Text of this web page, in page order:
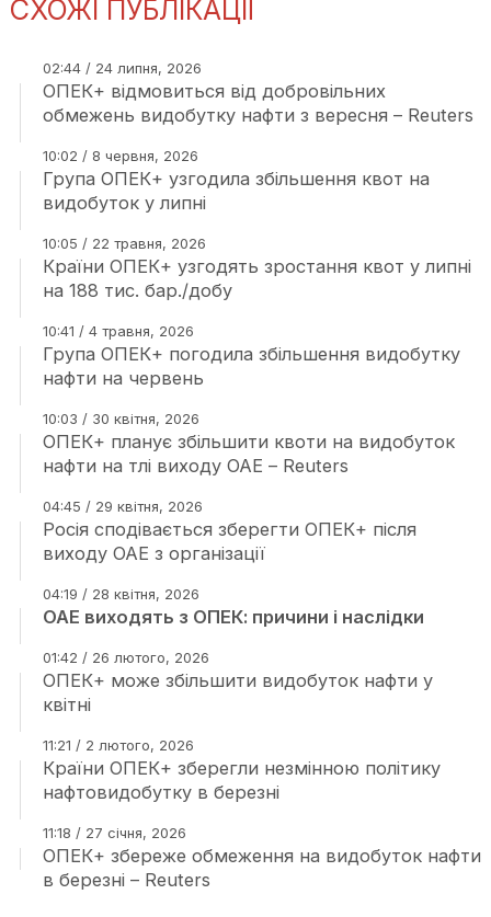
СХОЖІ ПУБЛІКАЦІЇ
02:44 / 24 липня, 2026
ОПЕК+ відмовиться від добровільних
обмежень видобутку нафти з вересня – Reuters
10:02 / 8 червня, 2026
Група ОПЕК+ узгодила збільшення квот на
видобуток у липні
10:05 / 22 травня, 2026
Країни ОПЕК+ узгодять зростання квот у липні
на 188 тис. бар./добу
10:41 / 4 травня, 2026
Група ОПЕК+ погодила збільшення видобутку
нафти на червень
10:03 / 30 квітня, 2026
ОПЕК+ планує збільшити квоти на видобуток
нафти на тлі виходу ОАЕ – Reuters
04:45 / 29 квітня, 2026
Росія сподівається зберегти ОПЕК+ після
виходу ОАЕ з організації
04:19 / 28 квітня, 2026
ОАЕ виходять з ОПЕК: причини і наслідки
01:42 / 26 лютого, 2026
ОПЕК+ може збільшити видобуток нафти у
квітні
11:21 / 2 лютого, 2026
Країни ОПЕК+ зберегли незмінною політику
нафтовидобутку в березні
11:18 / 27 січня, 2026
ОПЕК+ збереже обмеження на видобуток нафти
в березні – Reuters